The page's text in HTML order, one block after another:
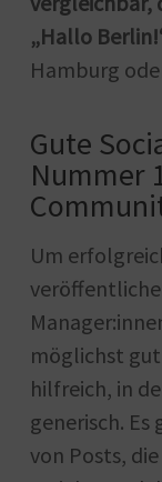
„Hallo
Hamburg
Gute
Nummer
Um
möglichst
hilfreich, in
generisch.
von Posts,